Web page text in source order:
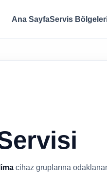
Ana SayfaServis
cihaz gruplarına